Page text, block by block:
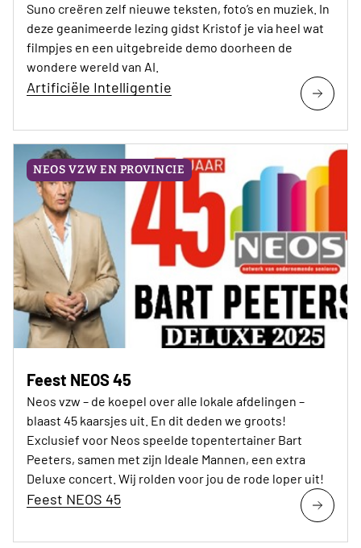
Suno creëren zelf nieuwe teksten, foto’s en muziek. In
deze geanimeerde lezing gidst Kristof je via heel wat
filmpjes en een uitgebreide demo doorheen de
wondere wereld van AI.
Artificiële Intelligentie
NEOS VZW EN PROVINCIE
Feest NEOS 45
Neos vzw – de koepel over alle lokale afdelingen –
blaast 45 kaarsjes uit. En dit deden we groots!
Exclusief voor Neos speelde topentertainer Bart
Peeters, samen met zijn Ideale Mannen, een extra
Deluxe concert. Wij rolden voor jou de rode loper uit!
Feest NEOS 45